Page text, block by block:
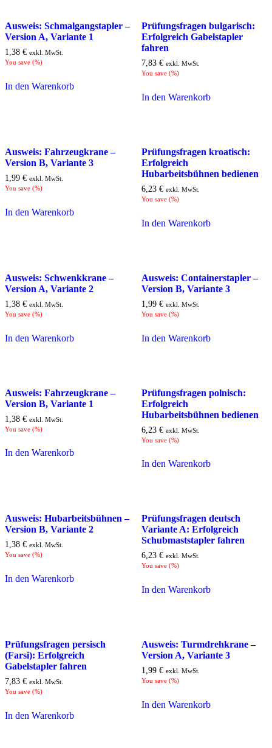
Ausweis: Schmalgangstapler –
Version A, Variante 1
1,38 € exkl. MwSt.
You save (%)
In den Warenkorb
Prüfungsfragen bulgarisch:
Erfolgreich Gabelstapler
fahren
7,83 € exkl. MwSt.
You save (%)
In den Warenkorb
Ausweis: Fahrzeugkrane –
Version B, Variante 3
1,99 € exkl. MwSt.
You save (%)
In den Warenkorb
Prüfungsfragen kroatisch:
Erfolgreich
Hubarbeitsbühnen bedienen
6,23 € exkl. MwSt.
You save (%)
In den Warenkorb
Ausweis: Schwenkkrane –
Version A, Variante 2
1,38 € exkl. MwSt.
You save (%)
In den Warenkorb
Ausweis: Containerstapler –
Version B, Variante 3
1,99 € exkl. MwSt.
You save (%)
In den Warenkorb
Ausweis: Fahrzeugkrane –
Version B, Variante 1
1,38 € exkl. MwSt.
You save (%)
In den Warenkorb
Prüfungsfragen polnisch:
Erfolgreich
Hubarbeitsbühnen bedienen
6,23 € exkl. MwSt.
You save (%)
In den Warenkorb
Ausweis: Hubarbeitsbühnen –
Version B, Variante 2
1,38 € exkl. MwSt.
You save (%)
In den Warenkorb
Prüfungsfragen deutsch
Variante A: Erfolgreich
Schubmaststapler fahren
6,23 € exkl. MwSt.
You save (%)
In den Warenkorb
Prüfungsfragen persisch
(Farsi): Erfolgreich
Gabelstapler fahren
7,83 € exkl. MwSt.
You save (%)
In den Warenkorb
Ausweis: Turmdrehkrane –
Version A, Variante 3
1,99 € exkl. MwSt.
You save (%)
In den Warenkorb